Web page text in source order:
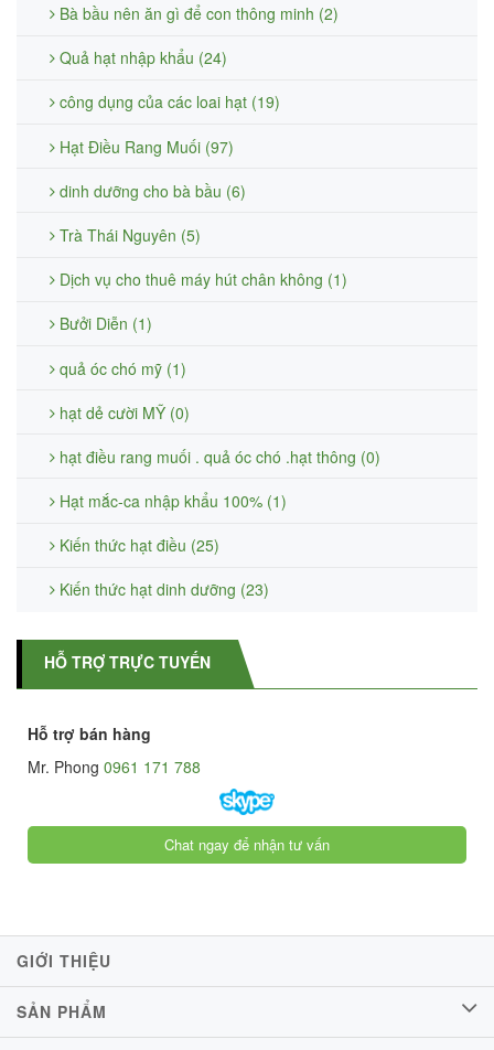
Bà bầu nên ăn gì để con thông minh (2)
Quả hạt nhập khẩu (24)
công dụng của các loai hạt (19)
Hạt Điều Rang Muối (97)
dinh dưỡng cho bà bầu (6)
Trà Thái Nguyên (5)
Dịch vụ cho thuê máy hút chân không (1)
Bưởi Diễn (1)
quả óc chó mỹ (1)
hạt dẻ cười MỸ (0)
hạt điều rang muối . quả óc chó .hạt thông (0)
Hạt mắc-ca nhập khẩu 100% (1)
Kiến thức hạt điều (25)
Kiến thức hạt dinh dưỡng (23)
HỖ TRỢ TRỰC TUYẾN
Hỗ trợ bán hàng
Mr. Phong 0961 171 788
Chat ngay để nhận tư vấn
GIỚI THIỆU
SẢN PHẨM